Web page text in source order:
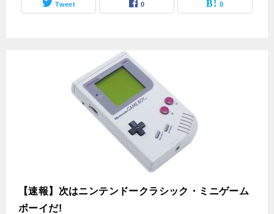
Tweet 0 0
【速報】次はニンテンドークラシック・ミニゲーム
ボーイだ!